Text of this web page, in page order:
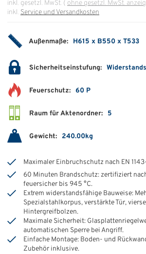
Karriere
Partner
Geschichte
inkl. gesetzl. MwSt. ( ohne gesetzl. MwSt.
inkl. Service und Versandkosten
Außenmaße: H615 x B550 x T533
Sicherheitseinstufung:
Feuerschutz: 60 P
Raum für Aktenordner: 5
Gewicht: 240.00kg
Maximaler Einbruchschutz nach EN
60 Minuten Brandschutz: zertifiziert
feuersicher bis 945 °C.
Extrem widerstandsfähige Bauweise:
Spezialstahlkorpus, verstärkte Tür,
Hintergreifbolzen.
Maximale Sicherheit:
automatischen Sperre bei Angriff.
Einfache Montage: Boden- und
Zubehör inklusive.